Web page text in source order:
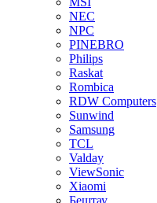
NEC
NPC
PINEBRO
Philips
Raskat
Rombica
RDW Computers
Sunwind
Samsung
TCL
Valday
ViewSonic
Xiaomi